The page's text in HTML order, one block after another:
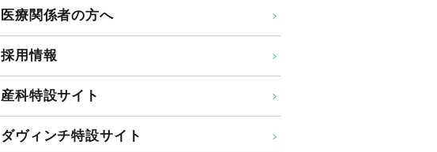
医療関係者の方へ
採用情報
産科特設サイト
ダヴィンチ特設サイト